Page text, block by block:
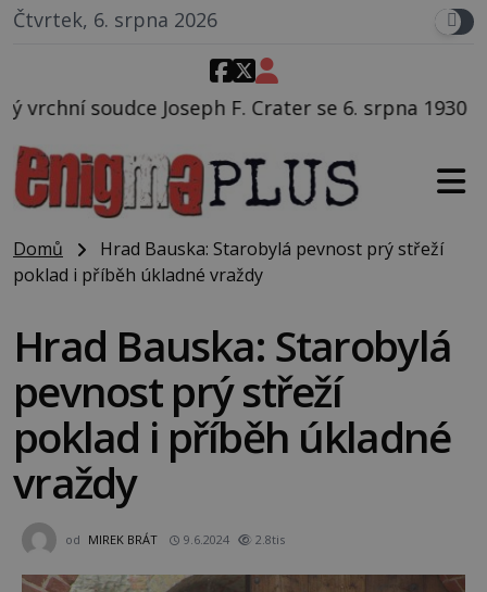
Čtvrtek, 6. srpna 2026
Crater se 6. srpna 1930 navečeří ve své
Domů
Hrad Bauska: Starobylá pevnost prý střeží
poklad i příběh úkladné vraždy
Hrad Bauska: Starobylá
pevnost prý střeží
poklad i příběh úkladné
vraždy
od MIREK BRÁT 9.6.2024 2.8tis